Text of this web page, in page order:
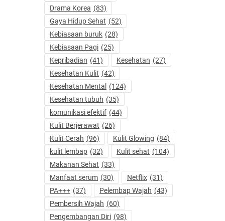
Drama Korea (83)
Gaya Hidup Sehat (52)
Kebiasaan buruk (28)
Kebiasaan Pagi (25)
Kepribadian (41) Kesehatan (27)
Kesehatan Kulit (42)
Kesehatan Mental
(124)
Kesehatan tubuh (35)
komunikasi efektif (44)
Kulit Berjerawat (26)
Kulit Cerah (96) Kulit Glowing (84)
kulit lembap (32) Kulit sehat (104)
Makanan Sehat (33)
Manfaat serum (30) Netflix (31)
PA+++ (37) Pelembap Wajah (43)
Pembersih Wajah (60)
Pengembangan Diri (98)